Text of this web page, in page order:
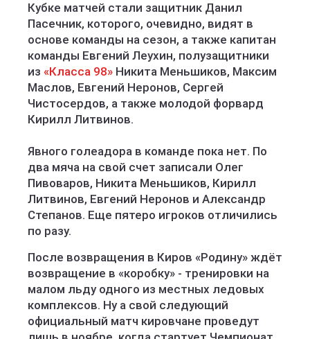
Кубке матчей стали защитник Данил
Пасечник, которого, очевидно, видят в
основе команды на сезон, а также капитан
команды Евгений Леухин, полузащитники
из «Класса 98» Никита Меньшиков, Максим
Маслов, Евгений Неронов, Сергей
Чистосердов, а также молодой форвард
Кирилл Литвинов.
Явного голеадора в команде пока нет. По
два мяча на свой счет записали Олег
Пивоваров, Никита Меньшиков, Кирилл
Литвинов, Евгений Неронов и Александр
Степанов. Еще пятеро игроков отличились
по разу.
После возвращения в Киров «Родину» ждёт
возвращение в «коробку» - тренировки на
малом льду одного из местных ледовых
комплексов. Ну а свой следующий
официальный матч кировчане проведут